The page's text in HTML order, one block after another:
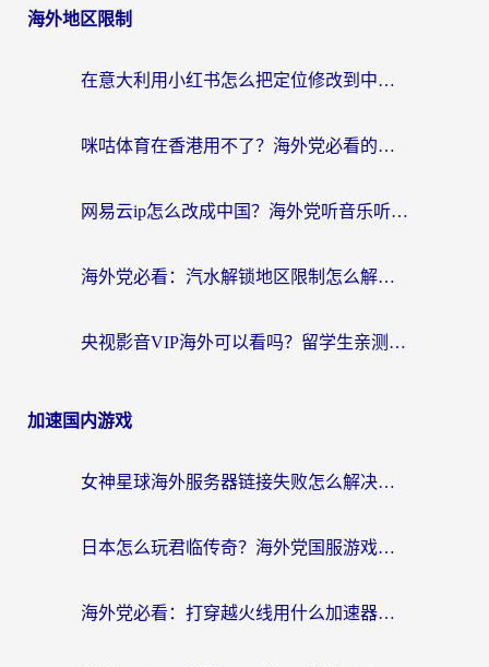
海外地区限制
在意大利用小红书怎么把定位修改到中国国内？3个实用技巧+1个靠谱工具帮你搞定
咪咕体育在香港用不了？海外党必看的回国加速器选择指南（附3个真实场景解决方案）
网易云ip怎么改成中国？海外党听音乐听书的无痛解决方案
海外党必看：汽水解锁地区限制怎么解除？3招解决国内影音&生活服务难题
央视影音VIP海外可以看吗？留学生亲测有效的回国加速器选择指南
加速国内游戏
女神星球海外服务器链接失败怎么解决？海外党国服游戏加速避坑指南
日本怎么玩君临传奇？海外党国服游戏加速避坑指南（附菲律宾欧洲玩家实测）
海外党必看：打穿越火线用什么加速器？解决延迟卡顿，还能玩奇妙拼图世界和第五人格